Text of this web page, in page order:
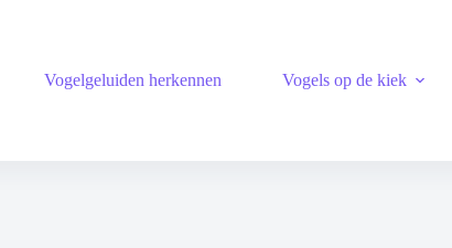
Vogelgeluiden herkennen Vogels op de kiek